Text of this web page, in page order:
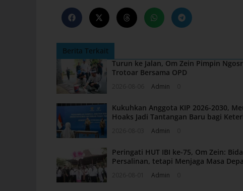
Berita Terkait
Turun ke Jalan, Om Zein Pimpin
Trotoar Bersama OPD
Admin
Kukuhkan Anggota KIP 2026-2030,
Hoaks Jadi Tantangan Baru bagi
Admin
Peringati HUT IBI ke-75, Om Zein:
Persalinan, tetapi Menjaga Masa
Admin